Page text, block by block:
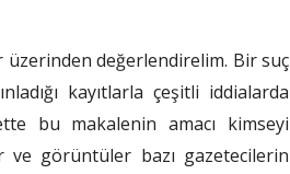
değerlendirelim. Bir suç
kayıtlarla çeşitli iddialarda
bu makalenin amacı kimseyi
ve görüntüler bazı gazetecilerin